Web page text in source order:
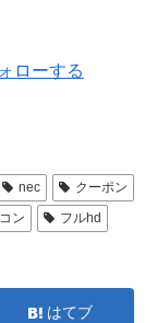
ローする
nec
クーポン
ン フルhd
はてブ